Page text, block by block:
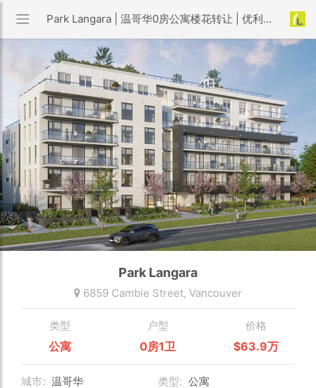
Park Langara | 温哥华0房公寓楼花转让 | 优利搜房
Park Langara
6859 Cambie Street, Vancouver
类型
公寓
户型
0房1卫
价格
$63.9万
城市: 温哥华 类型: 公寓